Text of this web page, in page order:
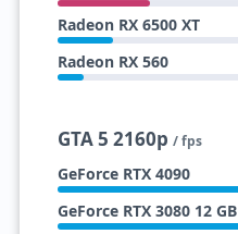
Radeon RX 6500 XT
Radeon RX 560
GTA 5 2160p / fps
GeForce RTX 4090
GeForce RTX 3080 12 GB